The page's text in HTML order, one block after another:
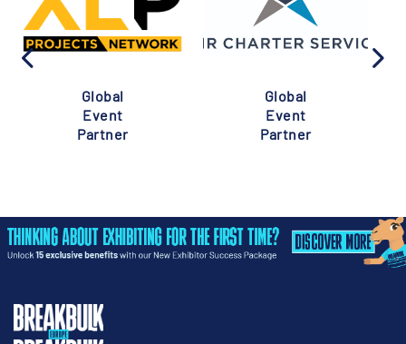
Global
Event
Partner
Global
Event
Partner